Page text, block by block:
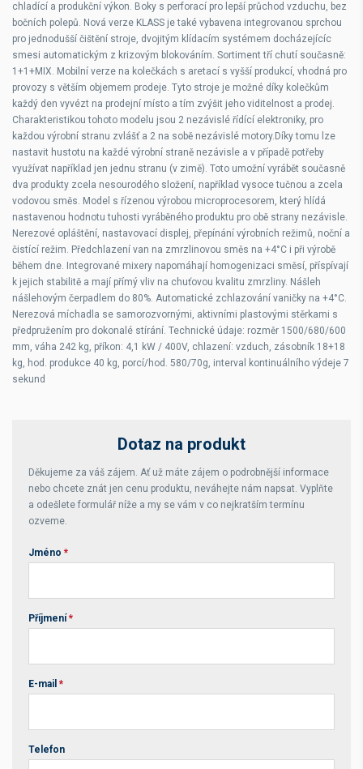
chladící a produkční výkon. Boky s perforací pro lepší průchod vzduchu, bez
bočních polepů. Nová verze KLASS je také vybavena integrovanou sprchou
pro jednodušší čištění stroje, dvojitým klídacím systémem docházejícíc
smesi automatickým z krizovým blokováním. Sortiment tří chutí současně:
1+1+MIX. Mobilní verze na kolečkách s aretací s vyšší produkcí, vhodná pro
provozy s větším objemem prodeje. Tyto stroje je možné díky kolečkům
každý den vyvézt na prodejní místo a tím zvýšit jeho viditelnost a prodej.
Charakteristikou tohoto modelu jsou 2 nezávislé řídící elektroniky, pro
každou výrobní stranu zvlášť a 2 na sobě nezávislé motory.Díky tomu lze
nastavit hustotu na každé výrobní straně nezávisle a v případě potřeby
využívat například jen jednu stranu (v zimě). Toto umožní vyrábět současně
dva produkty zcela nesourodého složení, například vysoce tučnou a zcela
vodovou směs. Model s řízenou výrobou microprocesorem, který hlídá
nastavenou hodnotu tuhosti vyráběného produktu pro obě strany nezávisle.
Nerezové opláštění, nastavovací displej, přepínání výrobních režimů, noční a
čistící režim. Předchlazení van na zmrzlinovou směs na +4°C i při výrobě
během dne. Integrované mixery napomáhají homogenizaci směsí, příspívají
k jejich stabilitě a mají přímý vliv na chuťovou kvalitu zmrzliny. Nášleh
nášlehovým čerpadlem do 80%. Automatické zchlazování vaničky na +4°C.
Nerezová míchadla se samorozvornými, aktivními plastovými stěrkami s
předpružením pro dokonalé stírání. Technické údaje: rozměr 1500/680/600
mm, váha 242 kg, příkon: 4,1 kW / 400V, chlazení: vzduch, zásobník 18+18
kg, hod. produkce 40 kg, porcí/hod. 580/70g, interval kontinuálního výdeje 7
sekund
Dotaz na produkt
Děkujeme za váš zájem. Ať už máte zájem o podrobnější informace
nebo chcete znát jen cenu produktu, neváhejte nám napsat. Vyplňte
a odešlete formulář níže a my se vám v co nejkratším termínu
ozveme.
Jméno *
Příjmení *
E-mail *
Telefon